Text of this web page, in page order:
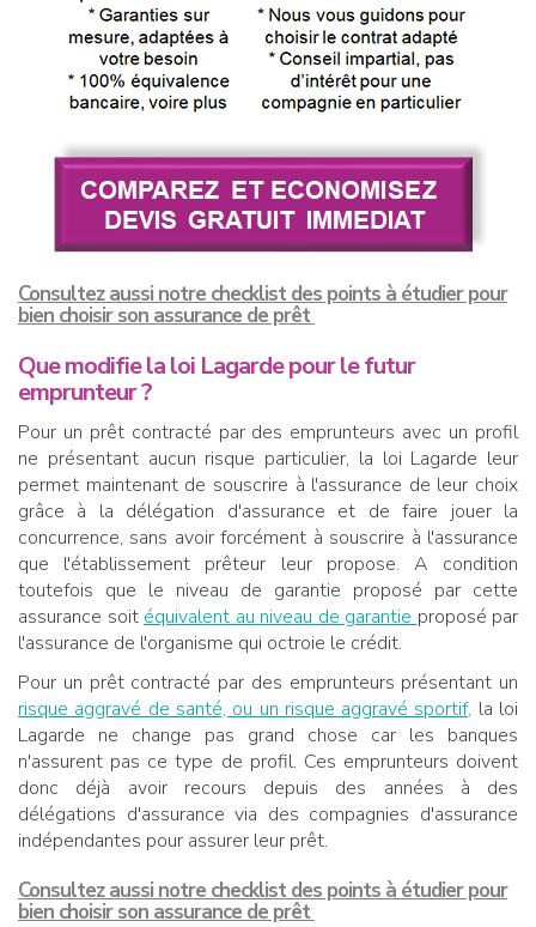
Consultez aussi notre checklist des points à étudier pour
bien choisir son assurance de prêt
Que modifie la loi Lagarde pour le futur
emprunteur ?
Pour un prêt contracté par des emprunteurs avec un profil
ne présentant aucun risque particulier, la loi Lagarde leur
permet maintenant de souscrire à l'assurance de leur choix
grâce à la délégation d'assurance et de faire jouer la
concurrence, sans avoir forcément à souscrire à l'assurance
que l'établissement prêteur leur propose. A condition
toutefois que le niveau de garantie proposé par cette
assurance soit équivalent au niveau de garantie proposé par
l'assurance de l'organisme qui octroie le crédit.
Pour un prêt contracté par des emprunteurs présentant un
risque aggravé de santé, ou un risque aggravé sportif, la loi
Lagarde ne change pas grand chose car les banques
n'assurent pas ce type de profil. Ces emprunteurs doivent
donc déjà avoir recours depuis des années à des
délégations d'assurance via des compagnies d'assurance
indépendantes pour assurer leur prêt.
Consultez aussi notre checklist des points à étudier pour
bien choisir son assurance de prêt